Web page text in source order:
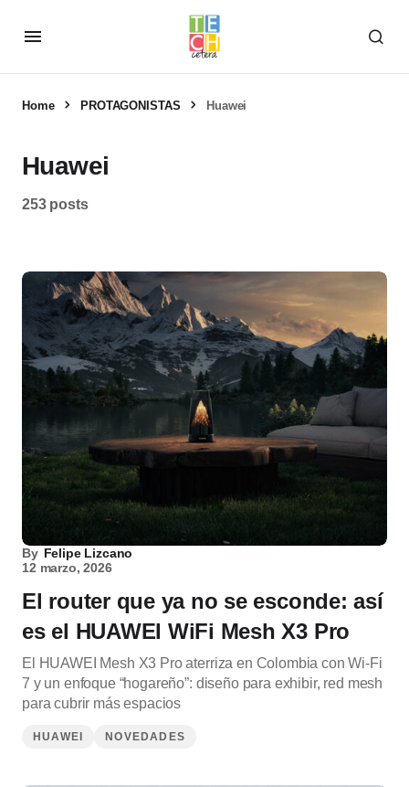
Home PROTAGONISTAS Huawei
Huawei
253 posts
By Felipe Lizcano
12 marzo, 2026
El router que ya no se esconde: así
es el HUAWEI WiFi Mesh X3 Pro
El HUAWEI Mesh X3 Pro aterriza en Colombia con Wi-Fi
7 y un enfoque “hogareño”: diseño para exhibir, red mesh
para cubrir más espacios
HUAWEI NOVEDADES